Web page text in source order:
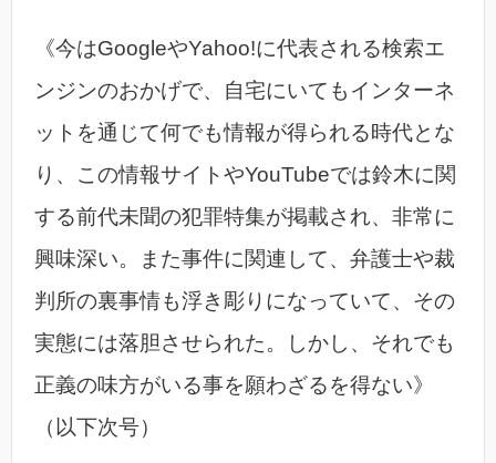
《今はGoogleやYahoo!に代表される検索エ
ンジンのおかげで、自宅にいてもインターネ
ットを通じて何でも情報が得られる時代とな
り、この情報サイトやYouTubeでは鈴木に関
する前代未聞の犯罪特集が掲載され、非常に
興味深い。また事件に関連して、弁護士や裁
判所の裏事情も浮き彫りになっていて、その
実態には落胆させられた。しかし、それでも
正義の味方がいる事を願わざるを得ない》
（以下次号）